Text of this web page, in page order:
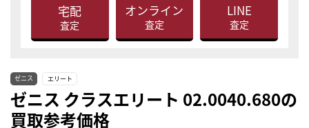
宅配
査定
オンライン
査定
LINE
査定
ゼニス エリート
ゼニス クラスエリート 02.0040.680の
買取参考価格